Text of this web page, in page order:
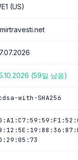
(US)
(59일 남음)
with-SHA256